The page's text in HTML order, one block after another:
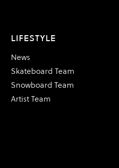
LIFESTYLE
News
Skateboard Team
Snowboard Team
Artist Team